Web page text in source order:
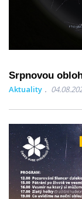
Srpnovou
Aktuality